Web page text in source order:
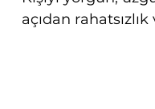
açıdan